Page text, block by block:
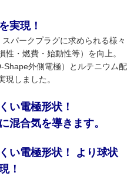
実現！
パークプラグに求められる様々
・燃費・始動性等）を向上。
Shape外側電極）とルテニウム配
現しました。
い電極形状！
混合気を導きます。
い電極形状！ より球状
！